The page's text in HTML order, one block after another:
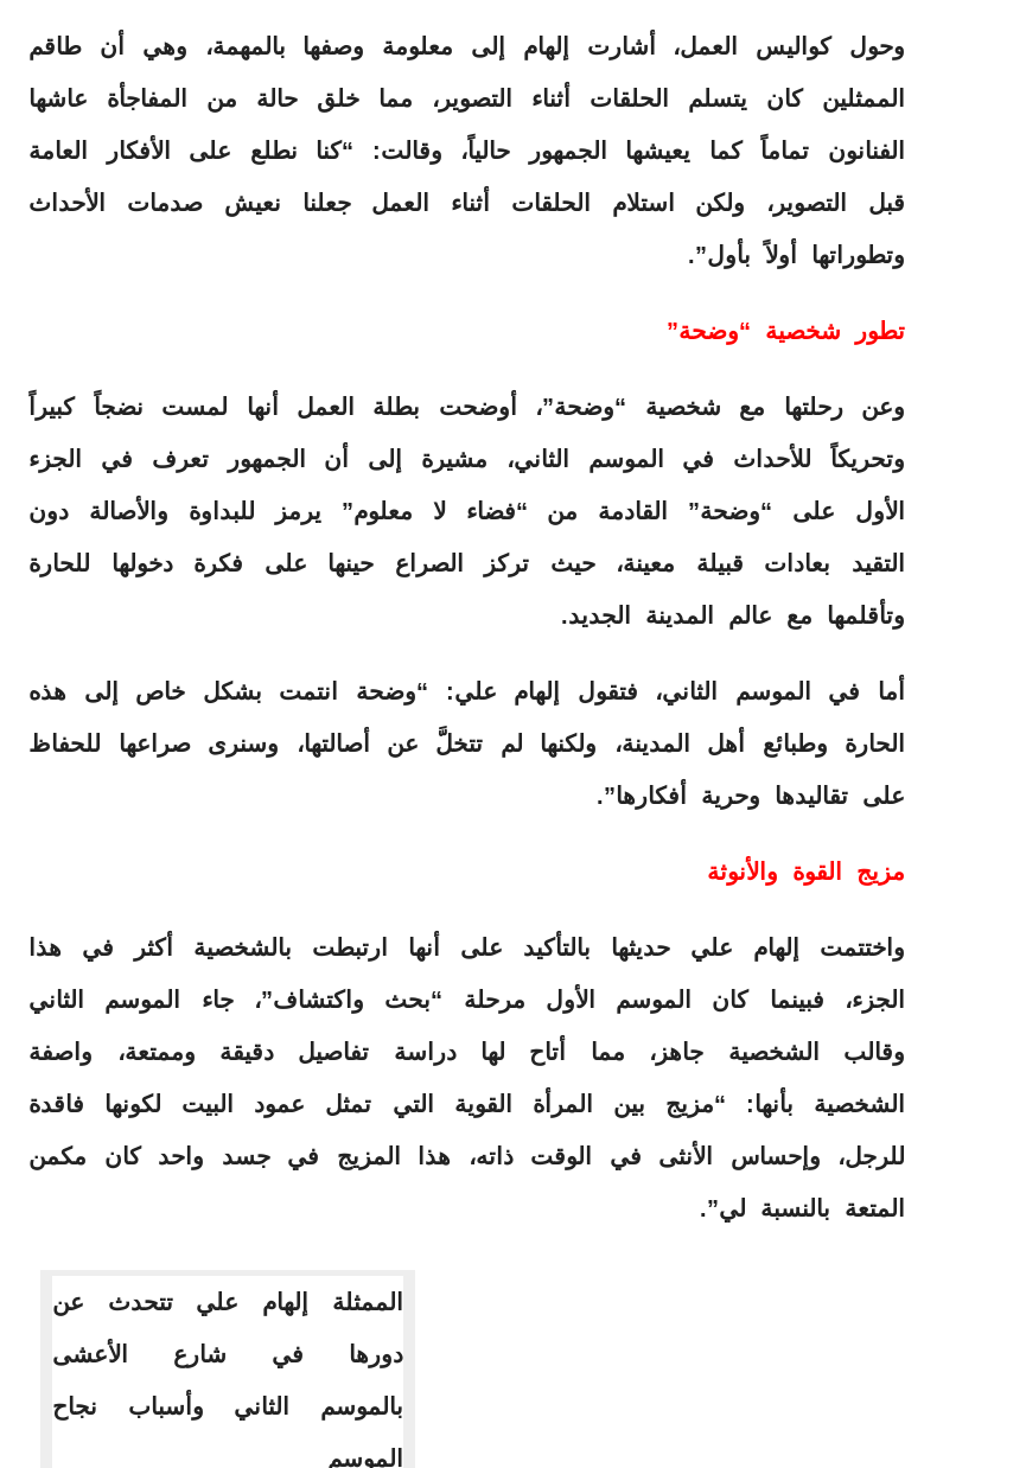
وحول كواليس العمل، أشارت إلهام إلى معلومة وصفها بالمهمة، وهي أن طاقم
الممثلين كان يتسلم الحلقات أثناء التصوير، مما خلق حالة من المفاجأة عاشها
الفنانون تماماً كما يعيشها الجمهور حالياً، وقالت: “كنا نطلع على الأفكار العامة
قبل التصوير، ولكن استلام الحلقات أثناء العمل جعلنا نعيش صدمات الأحداث
وتطوراتها أولاً بأول”.
تطور شخصية “وضحة”
وعن رحلتها مع شخصية “وضحة”، أوضحت بطلة العمل أنها لمست نضجاً كبيراً
وتحريكاً للأحداث في الموسم الثاني، مشيرة إلى أن الجمهور تعرف في الجزء
الأول على “وضحة” القادمة من “فضاء لا معلوم” يرمز للبداوة والأصالة دون
التقيد بعادات قبيلة معينة، حيث تركز الصراع حينها على فكرة دخولها للحارة
وتأقلمها مع عالم المدينة الجديد.
أما في الموسم الثاني، فتقول إلهام علي: “وضحة انتمت بشكل خاص إلى هذه
الحارة وطبائع أهل المدينة، ولكنها لم تتخلَّ عن أصالتها، وسنرى صراعها للحفاظ
على تقاليدها وحرية أفكارها”.
مزيج القوة والأنوثة
واختتمت إلهام علي حديثها بالتأكيد على أنها ارتبطت بالشخصية أكثر في هذا
الجزء، فبينما كان الموسم الأول مرحلة “بحث واكتشاف”، جاء الموسم الثاني
وقالب الشخصية جاهز، مما أتاح لها دراسة تفاصيل دقيقة وممتعة، واصفة
الشخصية بأنها: “مزيج بين المرأة القوية التي تمثل عمود البيت لكونها فاقدة
للرجل، وإحساس الأنثى في الوقت ذاته، هذا المزيج في جسد واحد كان مكمن
المتعة بالنسبة لي”.
الممثلة إلهام علي تتحدث عن
دورها في شارع الأعشى
بالموسم الثاني وأسباب نجاح
الموسم